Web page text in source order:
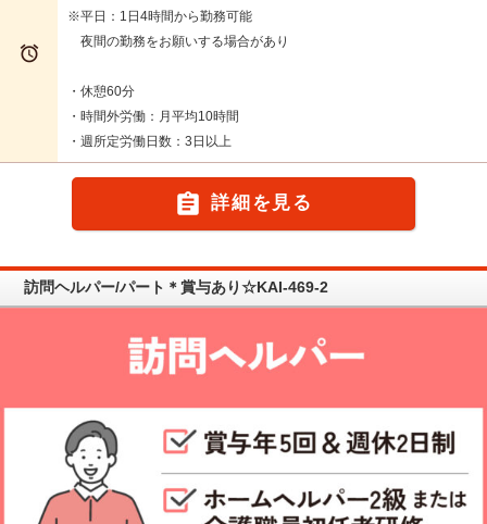

※平日：1日4時間から勤務可能
夜間の勤務をお願いする場合があり
・休憩60分
・時間外労働：月平均10時間
・週所定労働日数：3日以上
 詳細を見る
訪問ヘルパー/パート＊賞与あり☆KAI-469-2